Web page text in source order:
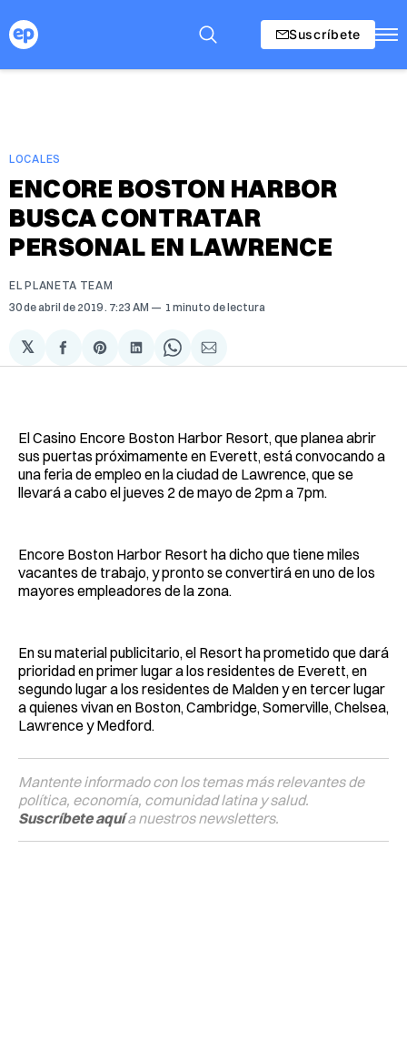
Suscríbete
LOCALES
ENCORE BOSTON HARBOR
BUSCA CONTRATAR
PERSONAL EN LAWRENCE
EL PLANETA TEAM
30 de abril de 2019 . 7:23 AM 1 minuto de lectura
𝕏
Compartir
en
Share
on
Compartir
en
Share
on
Compartir
via
El Casino Encore Boston Harbor Resort, que planea abrir
sus puertas próximamente en Everett, está convocando a
una feria de empleo en la ciudad de Lawrence, que se
llevará a cabo el jueves 2 de mayo de 2pm a 7pm.
Encore Boston Harbor Resort ha dicho que tiene miles
vacantes de trabajo, y pronto se convertirá en uno de los
mayores empleadores de la zona.
En su material publicitario, el Resort ha prometido que dará
prioridad en primer lugar a los residentes de Everett, en
segundo lugar a los residentes de Malden y en tercer lugar
a quienes vivan en Boston, Cambridge, Somerville, Chelsea,
Lawrence y Medford.
Mantente informado con los temas más relevantes de
política, economía, comunidad latina y salud.
Suscríbete aquía nuestros newsletters.